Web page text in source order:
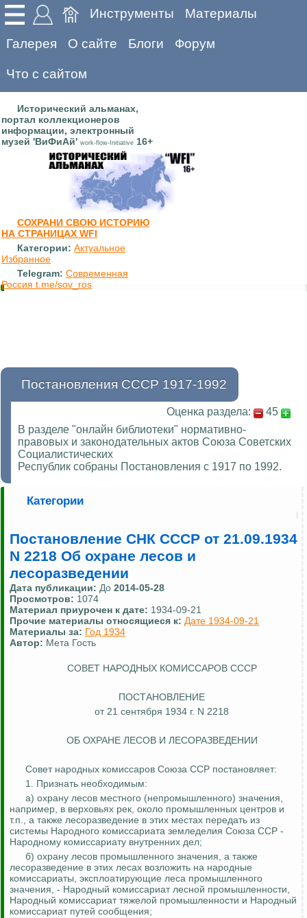
Инструменты Материалы
Галерея О сайте Блоги Форум
Что с сайтом
Исторический альманах,
портал коллекционеров
информации, электронный
музей 'ВиФиАй' work-flow-Initiative 16+
СОХРАНИ СВОЮ ИСТОРИЮ
НА СТРАНИЦАХ WFI
Категории: Актуальное
Избранное
Telegram: Современная
Россия t.me/sov_ros
Постановления СССР 1917-1992
Оценка раздела:
45
В разделе "онлайн библиотеки" нормативно-
правовых и законодательных актов Союза Советских
Социалистических
Республик собраны Постановления с 1917 по 1992.
Категории
Постановление СНК СССР от 21.09.1934
N 2218 Об охране лесов и
лесоразведении
Дата публикации: До 2014-05-28
Просмотров: 1074
Материал приурочен к дате: 1934-09-21
Прочие материалы относящиеся к: Дате 1934-09-21
Материалы за: Год 1934
Автор: Мета Гость
СОВЕТ НАРОДНЫХ КОМИССАРОВ СССР
ПОСТАНОВЛЕНИЕ
от 21 сентября 1934 г. N 2218
ОБ ОХРАНЕ ЛЕСОВ И ЛЕСОРАЗВЕДЕНИИ
Совет народных комиссаров Союза ССР постановляет:
1. Признать необходимым:
а) охрану лесов местного (непромышленного) значения,
например, в верховьях рек, около промышленных центров и
т.п., а также лесоразведение в этих местах передать из
системы Народного комиссариата земледелия Союза ССР -
Народному комиссариату внутренних дел;
б) охрану лесов промышленного значения, а также
лесоразведение в этих лесах возложить на народные
комиссариаты, эксплоатирующие леса промышленного
значения, - Народный комиссариат лесной промышленности,
Народный комиссариат тяжелой промышленности и Народный
комиссариат путей сообщения;